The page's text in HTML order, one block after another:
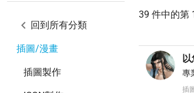
回到所有分類
插圖/漫畫
插圖製作
39 件中的第
專
插